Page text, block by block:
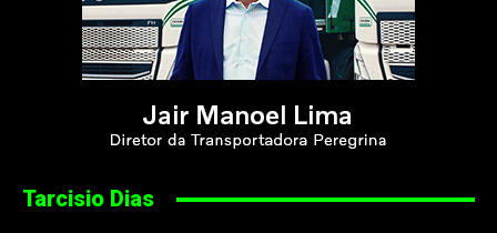
Tarcisio Dias